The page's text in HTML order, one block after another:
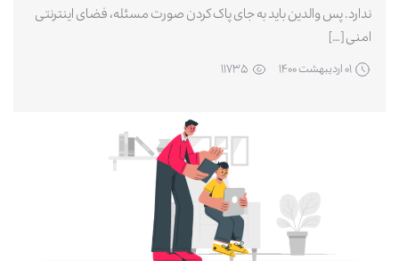
توسعه فردی
مشترکان سازمانی
ندارد. پس والدین باید به جای پاک کردن صورت مسئله، فضای اینترنتی
امنی […]
۰۱ ارديبهشت ۱۴۰۰ ۱۱۷۳۵